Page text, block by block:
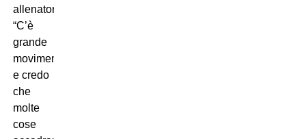
allenatori?
“C’è
grande
movimento
e credo
che
molte
cose